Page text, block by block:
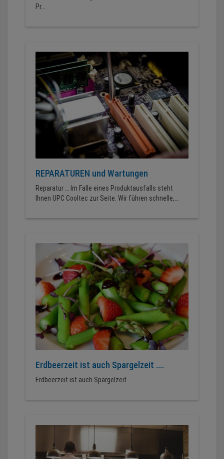
Pr...
REPARATUREN und Wartungen
Reparatur … Im Falle eines Produktausfalls steht
Ihnen UPC Cooltec zur Seite. Wir führen schnelle,...
Erdbeerzeit ist auch Spargelzeit ....
Erdbeerzeit ist auch Spargelzeit ….